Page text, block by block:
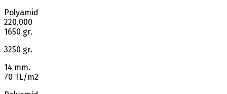
Polyamid
220.000
1650 gr.
3250 gr.
14 mm.
70 TL/m2